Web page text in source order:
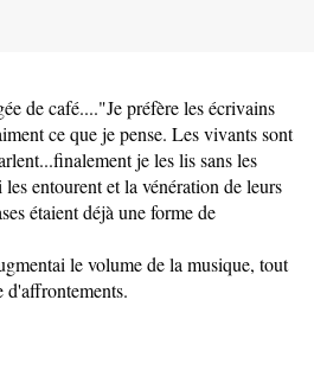
de café...."Je préfère les écrivains
ce que je pense. Les vivants sont
je les lis sans les
entourent et la vénération de leurs
étaient déjà une forme de
le volume de la musique, tout
d'affrontements.